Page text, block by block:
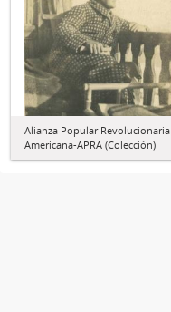
Alianza Popular Revolucionaria
Americana-APRA (Colección)